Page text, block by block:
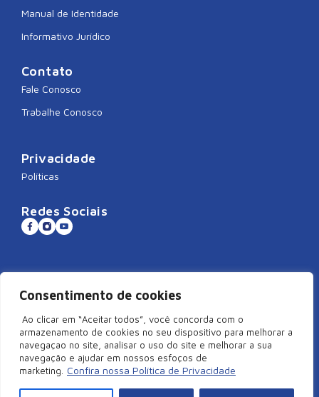
Consentimento de cookies
Ao clicar em “Aceitar todos”, você concorda com o
armazenamento de cookies no seu dispositivo para melhorar a
navegaçao no site, analisar o uso do site e melhorar a sua
navegação e ajudar em nossos esfoços de
marketing.
Confira nossa Política de Privacidade
Manual de Identidade
Informativo Jurídico
Contato
Fale Conosco
Trabalhe Conosco
Privacidade
Políticas
Redes Sociais
Sistema CNDL
©2026 Câmara de Dirigentes Lojistas de São Miguel do Oeste/SC –
Todos Direitos Reservados | Rua Duque de Caxias, 920, Centro –